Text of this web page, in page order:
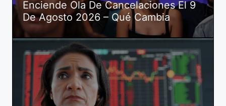
Enciende Ola De Cancelaciones El 9
De Agosto 2026 – Qué Cambia